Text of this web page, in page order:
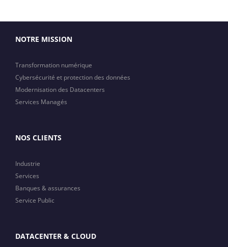
NOTRE MISSION
Transformation numérique
Cybersécurité et protection des données
Modernisation des Datacenters
Services Managés
NOS CLIENTS
Industrie
Services
Banques & assurances
Service Public
DATACENTER & CLOUD